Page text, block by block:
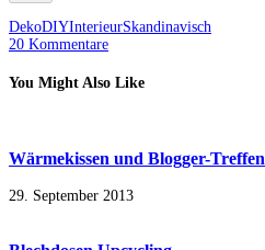
DekoDIYInterieurSkandinavisch
20 Kommentare
You Might Also Like
Wärmekissen und Blogger-Treffen
29. September 2013